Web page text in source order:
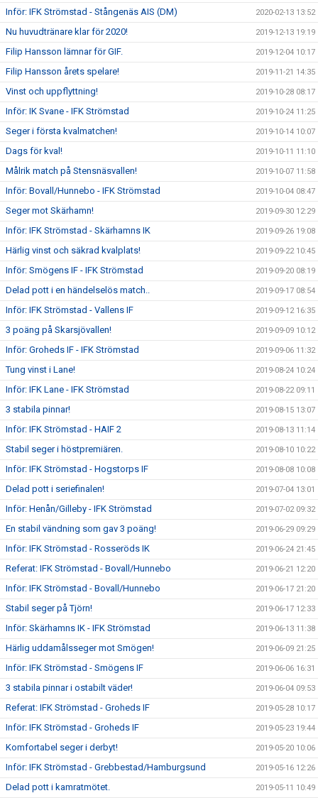
Inför: IFK Strömstad - Stångenäs AIS (DM) 2020-02-13 13:52
Nu huvudtränare klar för 2020! 2019-12-13 19:19
Filip Hansson lämnar för GIF. 2019-12-04 10:17
Filip Hansson årets spelare! 2019-11-21 14:35
Vinst och uppflyttning! 2019-10-28 08:17
Inför: IK Svane - IFK Strömstad 2019-10-24 11:25
Seger i första kvalmatchen! 2019-10-14 10:07
Dags för kval! 2019-10-11 11:10
Målrik match på Stensnäsvallen! 2019-10-07 11:58
Inför: Bovall/Hunnebo - IFK Strömstad 2019-10-04 08:47
Seger mot Skärhamn! 2019-09-30 12:29
Inför: IFK Strömstad - Skärhamns IK 2019-09-26 19:08
Härlig vinst och säkrad kvalplats! 2019-09-22 10:45
Inför: Smögens IF - IFK Strömstad 2019-09-20 08:19
Delad pott i en händelselös match.. 2019-09-17 08:54
Inför: IFK Strömstad - Vallens IF 2019-09-12 16:35
3 poäng på Skarsjövallen! 2019-09-09 10:12
Inför: Groheds IF - IFK Strömstad 2019-09-06 11:32
Tung vinst i Lane! 2019-08-24 10:24
Inför: IFK Lane - IFK Strömstad 2019-08-22 09:11
3 stabila pinnar! 2019-08-15 13:07
Inför: IFK Strömstad - HAIF 2 2019-08-13 11:14
Stabil seger i höstpremiären. 2019-08-10 10:22
Inför: IFK Strömstad - Hogstorps IF 2019-08-08 10:08
Delad pott i seriefinalen! 2019-07-04 13:01
Inför: Henån/Gilleby - IFK Strömstad 2019-07-02 09:32
En stabil vändning som gav 3 poäng! 2019-06-29 09:29
Inför: IFK Strömstad - Rosseröds IK 2019-06-24 21:45
Referat: IFK Strömstad - Bovall/Hunnebo 2019-06-21 12:20
Inför: IFK Strömstad - Bovall/Hunnebo 2019-06-17 21:20
Stabil seger på Tjörn! 2019-06-17 12:33
Inför: Skärhamns IK - IFK Strömstad 2019-06-13 11:38
Härlig uddamålsseger mot Smögen! 2019-06-09 21:25
Inför: IFK Strömstad - Smögens IF 2019-06-06 16:31
3 stabila pinnar i ostabilt väder! 2019-06-04 09:53
Referat: IFK Strömstad - Groheds IF 2019-05-28 10:17
Inför: IFK Strömstad - Groheds IF 2019-05-23 19:44
Komfortabel seger i derbyt! 2019-05-20 10:06
Inför: IFK Strömstad - Grebbestad/Hamburgsund 2019-05-16 12:26
Delad pott i kamratmötet. 2019-05-11 10:49